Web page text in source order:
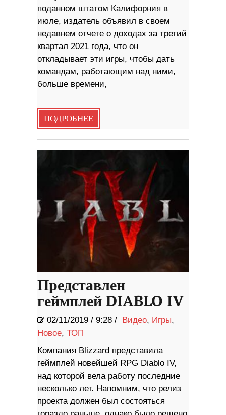
поданном штатом Калифорния в
июле, издатель объявил в своем
недавнем отчете о доходах за третий
квартал 2021 года, что он
откладывает эти игры, чтобы дать
командам, работающим над ними,
больше времени,
ПОДРОБНЕЕ
Представлен
геймплей DIABLO IV
02/11/2019 / 9:28 / Видео, Игры,
Новое, ТОП
Компания Blizzard представила
геймплей новейшей RPG Diablo IV,
над которой вела работу последние
несколько лет. Напомним, что релиз
проекта должен был состояться